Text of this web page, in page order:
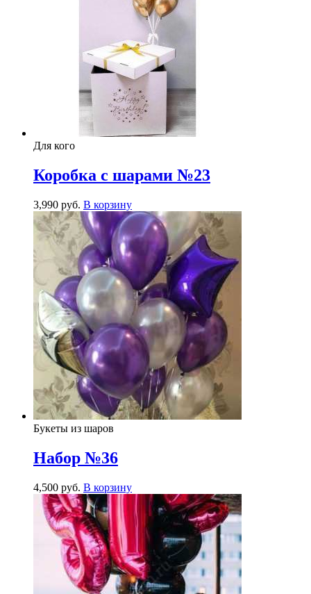
Для кого
Коробка с шарами №23
3,990 руб. В корзину
Букеты из шаров
Набор №36
4,500 руб. В корзину